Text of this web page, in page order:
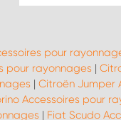
pour
pour rayonnages |
| Citroën Jumper
Accessoires pour
| Fiat Scudo